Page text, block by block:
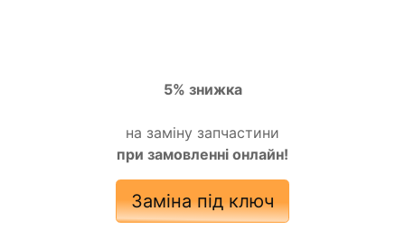
5% знижка
на заміну запчастини
при замовленні онлайн!
Заміна під ключ